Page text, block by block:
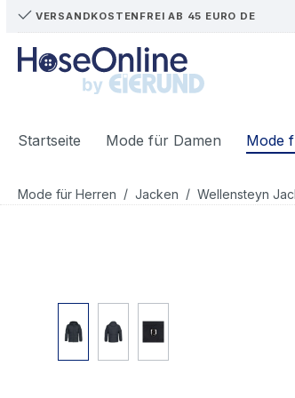
Hauptinhalt springen
Zur Suche springen
Zur Hauptnavigation springen
VERSANDKOSTENFREI AB 45 EURO DE
Startseite Mode für Damen Mode
Mode für Herren / Jacken / Wellensteyn